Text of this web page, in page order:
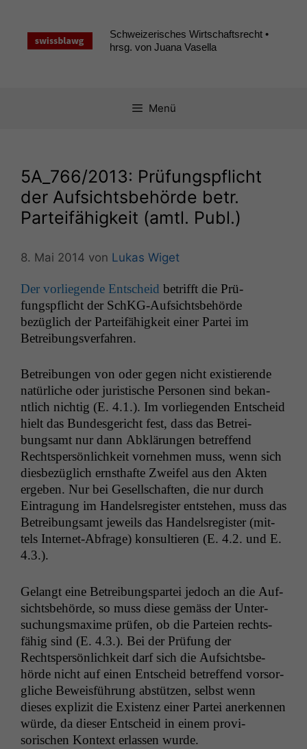
springen
Schweizerisches Wirtschaftsrecht •
hrsg. von Juana Vasella
Menü
5A_766/2013: Prüfungspflicht
der Aufsichtsbehörde betr.
Parteifähigkeit (amtl. Publ.)
8. Mai 2014 von Lukas Wiget
Der vor­liegende Entscheid bet­rifft die Prü­
fungspflicht der SchKG-Auf­sichts­be­hörde
bezüglich der Parteifähigkeit ein­er Partei im
Betreibungsverfahren.
Betrei­bun­gen von oder gegen nicht existierende
natür­liche oder juris­tis­che Per­so­n­en sind bekan­
ntlich nichtig (E. 4.1.). Im vor­liegen­den Entscheid
hielt das Bun­des­gericht fest, dass das Betrei­
bungsamt nur dann Abklärun­gen betr­e­f­fend
Rechtsper­sön­lichkeit vornehmen muss, wenn sich
dies­bezüglich ern­sthafte Zweifel aus den Akten
ergeben. Nur bei Gesellschaften, die nur durch
Ein­tra­gung im Han­del­sreg­is­ter entste­hen, muss das
Betrei­bungsamt jew­eils das Han­del­sreg­is­ter (mit­
tels Inter­net-Abfrage) kon­sul­tieren (E. 4.2. und E.
4.3.).
Gelangt eine Betrei­bungspartei jedoch an die Auf­
sichts­be­hörde, so muss diese gemäss der Unter­
suchungs­maxime prüfen, ob die Parteien rechts­
fähig sind (E. 4.3.). Bei der Prü­fung der
Rechtsper­sön­lichkeit darf sich die Auf­sichts­be­
hörde nicht auf einen Entscheid betr­e­f­fend vor­sor­
gliche Bewe­is­führung abstützen, selb­st wenn
dieses expliz­it die Exis­tenz ein­er Partei anerken­nen
würde, da dieser Entscheid in einem pro­vi­
sorischen Kon­text erlassen wurde.